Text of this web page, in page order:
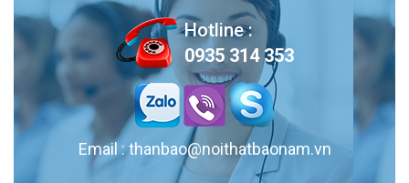
Minimalism, Hi-tech, Modern Luxury, Indochine. Xu hướng thiết kế đẹp,
sang trọng, tối ưu không gian.
Giường Bục Đa Năng Đẹp, Tối Ưu Không Gian Cho Căn Hộ
Giường bục đa năng đẹp, thiết kế thông minh giúp tối ưu diện tích, lưu
Hotline :
0935 314 353
Email : thanbao@noithatbaonam.vn